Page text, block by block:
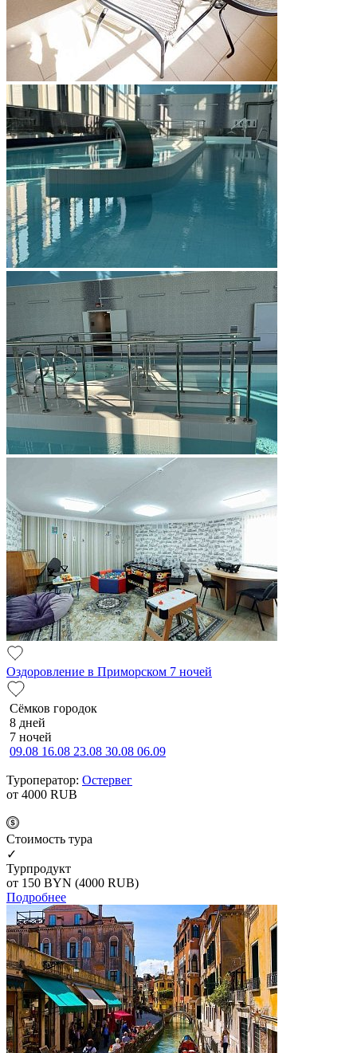
Оздоровление в Приморском 7 ночей
Сёмков городок
8 дней
7 ночей
09.08 16.08 23.08 30.08 06.09
Туроператор: Остервег
от 4000 RUB
Cтоимость тура
✓
Турпродукт
от 150 BYN (4000 RUB)
Подробнее